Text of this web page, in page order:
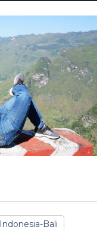
Indonesia-Bali